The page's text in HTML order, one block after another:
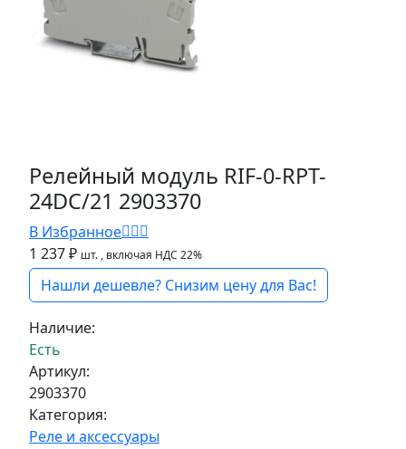
Релейный модуль RIF-0-RPT-
24DC/21 2903370
В Избранное
1 237 ₽ шт. , включая НДС 22%
Нашли дешевле? Снизим цену для Вас!
Наличие:
Есть
Артикул:
2903370
Категория:
Реле и аксессуары